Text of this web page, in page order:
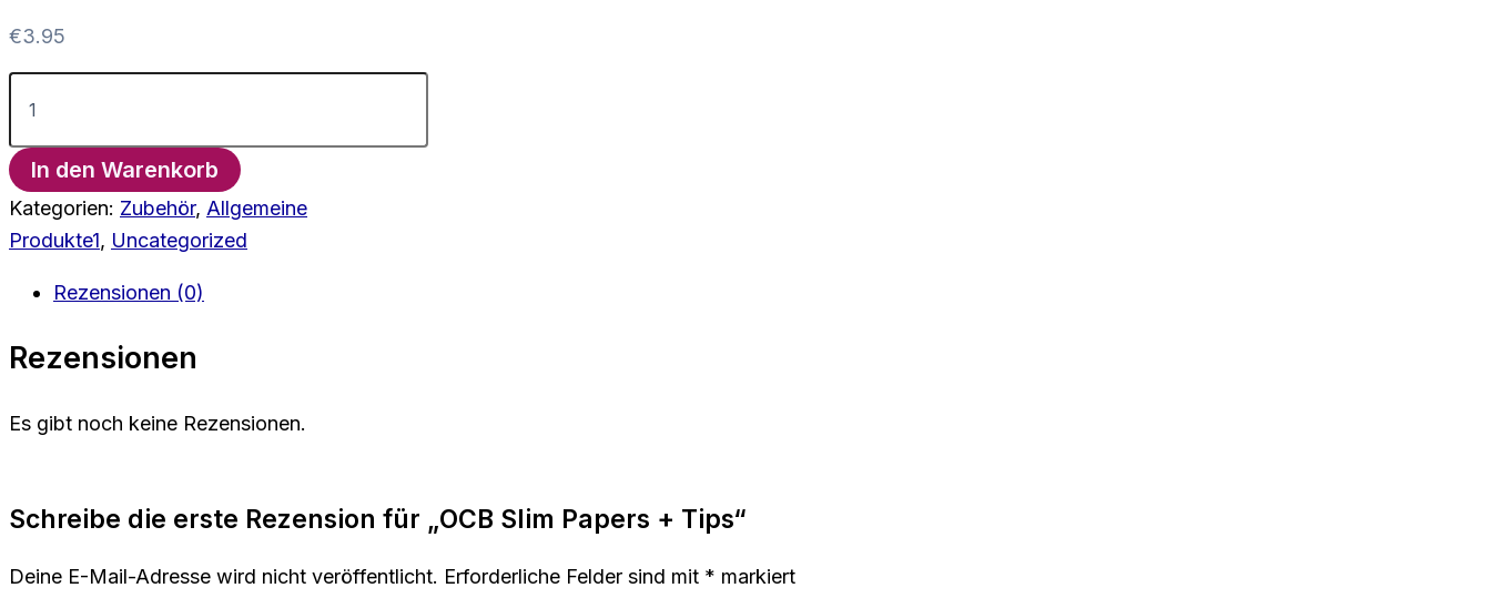
€3.95
OCB
Slim
+
Tips
Menge
In den Warenkorb
Kategorien: Zubehör, Allgemeine
Produkte1, Uncategorized
Rezensionen (0)
Rezensionen
Es gibt noch keine Rezensionen.
Schreibe die erste Rezension für „OCB Slim Papers + Tips“
Deine E-Mail-Adresse wird nicht veröffentlicht. Erforderliche Felder sind mit * markiert